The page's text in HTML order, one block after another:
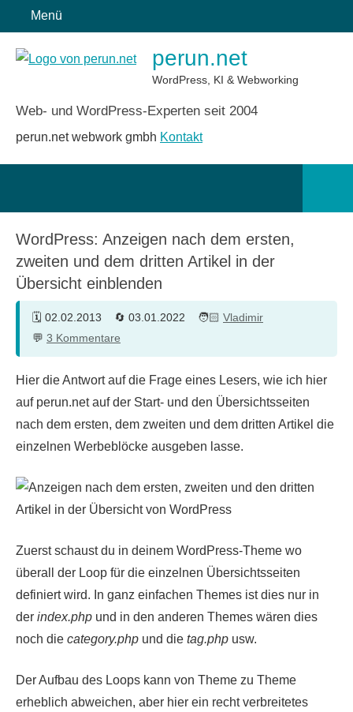
Inhalt
springen
Menü
perun.net
WordPress, KI & Webworking
Web- und WordPress-Experten seit 2004
perun.net webwork gmbh Kontakt
WordPress: Anzeigen nach dem ersten,
zweiten und dem dritten Artikel in der
Übersicht einblenden
02.02.2013 03.01.2022
Vladimir
3 Kommentare
Hier die Antwort auf die Frage eines Lesers, wie ich hier
auf perun.net auf der Start- und den Übersichtsseiten
nach dem ersten, dem zweiten und dem dritten Artikel die
einzelnen Werbeblöcke ausgeben lasse.
Zuerst schaust du in deinem WordPress-Theme wo
überall der Loop für die einzelnen Übersichtsseiten
definiert wird. In ganz einfachen Themes ist dies nur in
der index.php und in den anderen Themes wären dies
noch die category.php und die tag.php usw.
Der Aufbau des Loops kann von Theme zu Theme
erheblich abweichen, aber hier ein recht verbreitetes